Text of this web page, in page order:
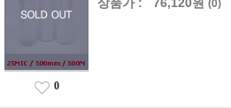
상품가 : 76,120원 (0)
0